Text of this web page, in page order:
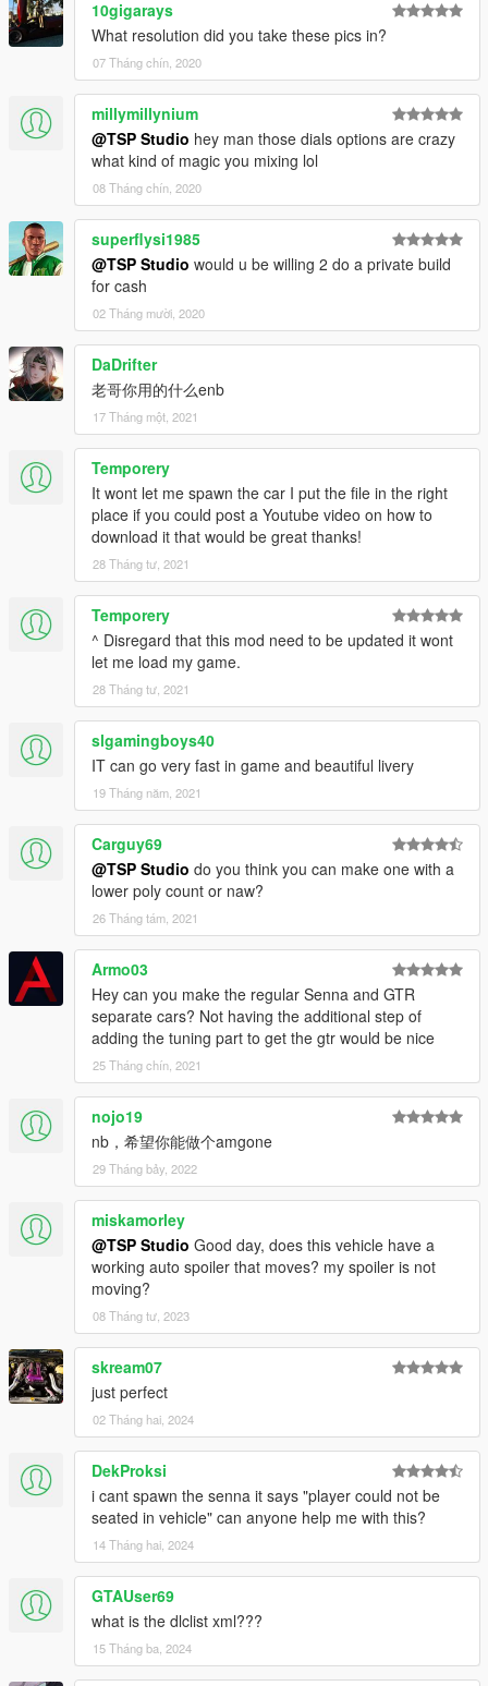
10gigarays
What resolution did you take these pics in?
07 Tháng chín, 2020
millymillynium
@TSP Studio hey man those dials options are crazy
what kind of magic you mixing lol
08 Tháng chín, 2020
superflysi1985
@TSP Studio would u be willing 2 do a private build
for cash
02 Tháng mười, 2020
DaDrifter
老哥你用的什么enb
17 Tháng một, 2021
Temporery
It wont let me spawn the car I put the file in the right
place if you could post a Youtube video on how to
download it that would be great thanks!
28 Tháng tư, 2021
Temporery
^ Disregard that this mod need to be updated it wont
let me load my game.
28 Tháng tư, 2021
slgamingboys40
IT can go very fast in game and beautiful livery
19 Tháng năm, 2021
Carguy69
@TSP Studio do you think you can make one with a
lower poly count or naw?
26 Tháng tám, 2021
Armo03
Hey can you make the regular Senna and GTR
separate cars? Not having the additional step of
adding the tuning part to get the gtr would be nice
25 Tháng chín, 2021
nojo19
nb，希望你能做个amgone
29 Tháng bảy, 2022
miskamorley
@TSP Studio Good day, does this vehicle have a
working auto spoiler that moves? my spoiler is not
moving?
08 Tháng tư, 2023
skream07
just perfect
02 Tháng hai, 2024
DekProksi
i cant spawn the senna it says "player could not be
seated in vehicle" can anyone help me with this?
14 Tháng hai, 2024
GTAUser69
what is the dlclist xml???
15 Tháng ba, 2024